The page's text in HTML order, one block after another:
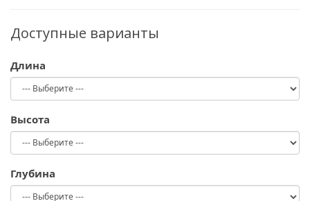
Доступные варианты
Длина
Высота
Глубина